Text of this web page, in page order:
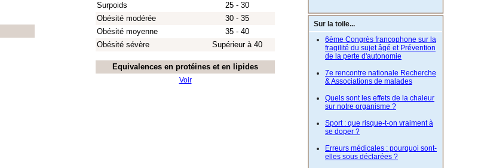
Surpoids
25 - 30
Obésité modérée
30 - 35
Obésité moyenne
35 - 40
Obésité sévère
Supérieur à 40
Equivalences en protéines et en lipides
Voir
Sur la toile...
6ème Congrès francophone sur la
fragilité du sujet âgé et Prévention
de la perte d'autonomie
7e rencontre nationale Recherche
& Associations de malades
Quels sont les effets de la chaleur
sur notre organisme ?
Sport : que risque-t-on vraiment à
se doper ?
Erreurs médicales : pourquoi sont-
elles sous déclarées ?